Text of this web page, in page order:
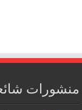
منشورات